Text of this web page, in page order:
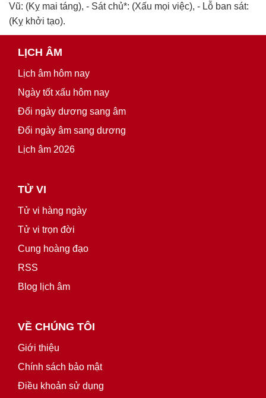
Vũ: (Kỵ mai táng), - Sát chủ*: (Xấu mọi việc), - Lỗ ban sát:
(Kỵ khởi tạo).
LỊCH ÂM
Lịch âm hôm nay
Ngày tốt xấu hôm nay
Đổi ngày dương sang âm
Đổi ngày âm sang dương
Lịch âm 2026
TỬ VI
Tử vi hàng ngày
Tử vi trọn đời
Cung hoàng đạo
RSS
Blog lịch âm
VỀ CHÚNG TÔI
Giới thiệu
Chính sách bảo mật
Điều khoản sử dụng